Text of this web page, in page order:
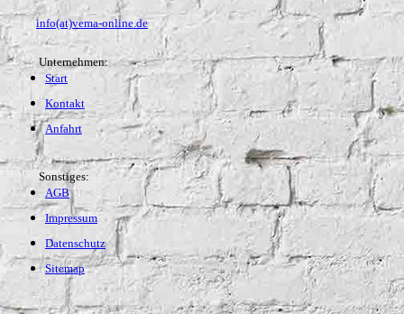
info(at)vema-online.de
Unternehmen:
Start
Kontakt
Anfahrt
Sonstiges:
AGB
Impressum
Datenschutz
Sitemap